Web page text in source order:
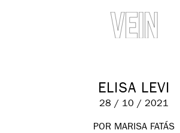
ELISA LEVI
28 / 10 / 2021
POR MARISA FATÁS